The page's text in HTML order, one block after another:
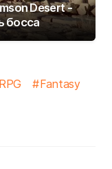
Desert -
босса
RPG
Fantasy